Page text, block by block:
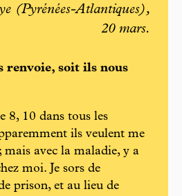
(Pyrénées-Atlantiques),
20 mars.
renvoie, soit ils nous
8, 10 dans tous les
ils veulent me
mais avec la maladie, y a
moi. Je sors de
prison, et au lieu de